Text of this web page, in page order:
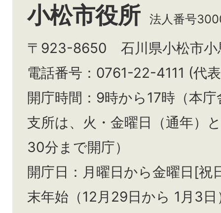
小松市役所 法人番号
〒923-8650 石川県小松市小
電話番号：0761-22-4111 (代
開庁時間：9時から17時（本
支所は、火・金曜日（通年）と
30分まで開庁）
開庁日：月曜日から金曜日[祝
末年始（12月29日から 1月3